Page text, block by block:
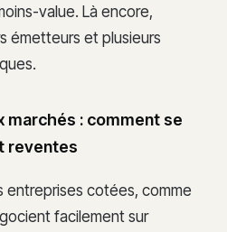
value. Là encore,
émetteurs et plusieurs
marchés : comment se
reventes
entreprises cotées, comme
facilement sur